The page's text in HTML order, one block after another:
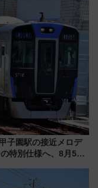
子園駅の接近メロデ
特別仕様へ、8月5日